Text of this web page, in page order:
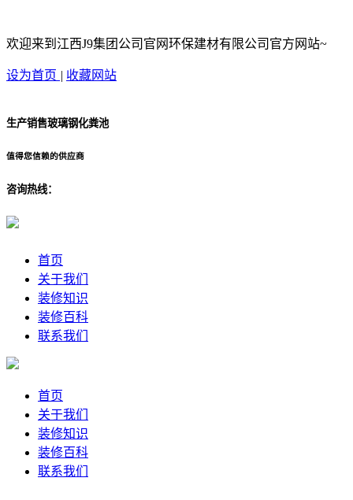
欢迎来到江西J9集团公司官网环保建材有限公司官方网站~
设为首页 | 收藏网站
生产销售玻璃钢化粪池
值得您信赖的供应商
咨询热线：
首页
关于我们
装修知识
装修百科
联系我们
首页
关于我们
装修知识
装修百科
联系我们